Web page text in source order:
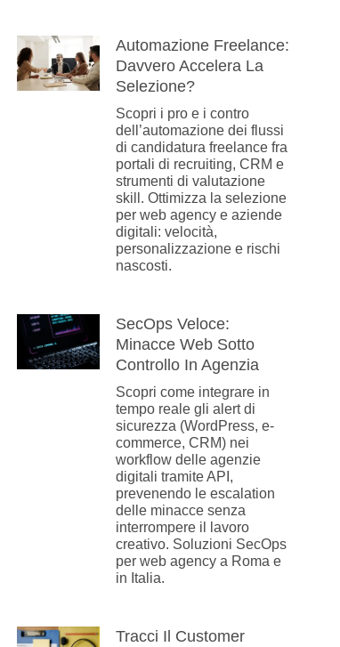
Automazione Freelance:
Davvero Accelera La
Selezione?
Scopri i pro e i contro
dell’automazione dei flussi
di candidatura freelance fra
portali di recruiting, CRM e
strumenti di valutazione
skill. Ottimizza la selezione
per web agency e aziende
digitali: velocità,
personalizzazione e rischi
nascosti.
SecOps Veloce:
Minacce Web Sotto
Controllo In Agenzia
Scopri come integrare in
tempo reale gli alert di
sicurezza (WordPress, e-
commerce, CRM) nei
workflow delle agenzie
digitali tramite API,
prevenendo le escalation
delle minacce senza
interrompere il lavoro
creativo. Soluzioni SecOps
per web agency a Roma e
in Italia.
Tracci Il Customer